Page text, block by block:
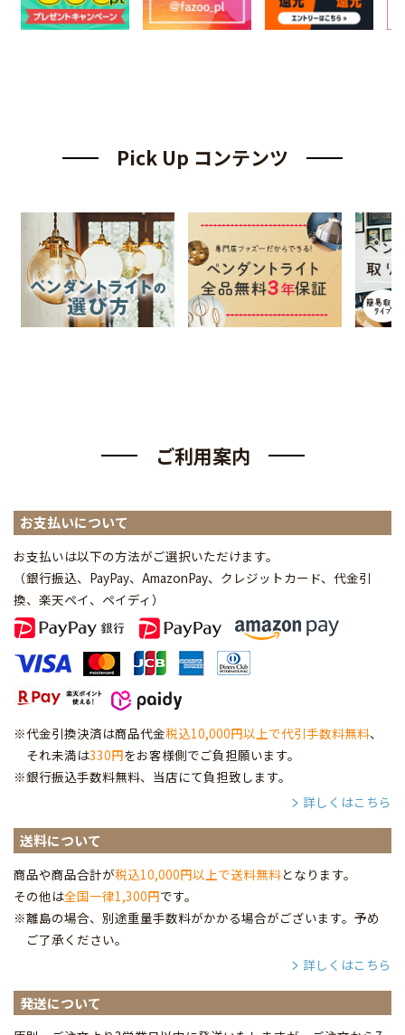
Pick Up コンテンツ
ご利用案内
お支払いについて
お支払いは以下の方法がご選択いただけます。
（銀行振込、PayPay、AmazonPay、クレジットカード、代金引
換、楽天ペイ、ペイディ ）
※代金引換決済は商品代金税込10,000円以上で代引手数料無料、
それ未満は330円をお客様側でご負担願います。
※銀行振込手数料無料、当店にて負担致します。
詳しくはこちら
送料について
商品や商品合計が税込10,000円以上で送料無料となります。
その他は全国一律1,300円です。
※離島の場合、別途重量手数料がかかる場合がございます。予め
ご了承ください。
詳しくはこちら
発送について